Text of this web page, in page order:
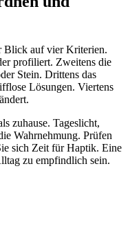
Blick auf vier Kriterien.
profiliert. Zweitens die
Stein. Drittens das
Lösungen. Viertens
zuhause. Tageslicht,
Wahrnehmung. Prüfen
sich Zeit für Haptik. Eine
zu empfindlich sein.